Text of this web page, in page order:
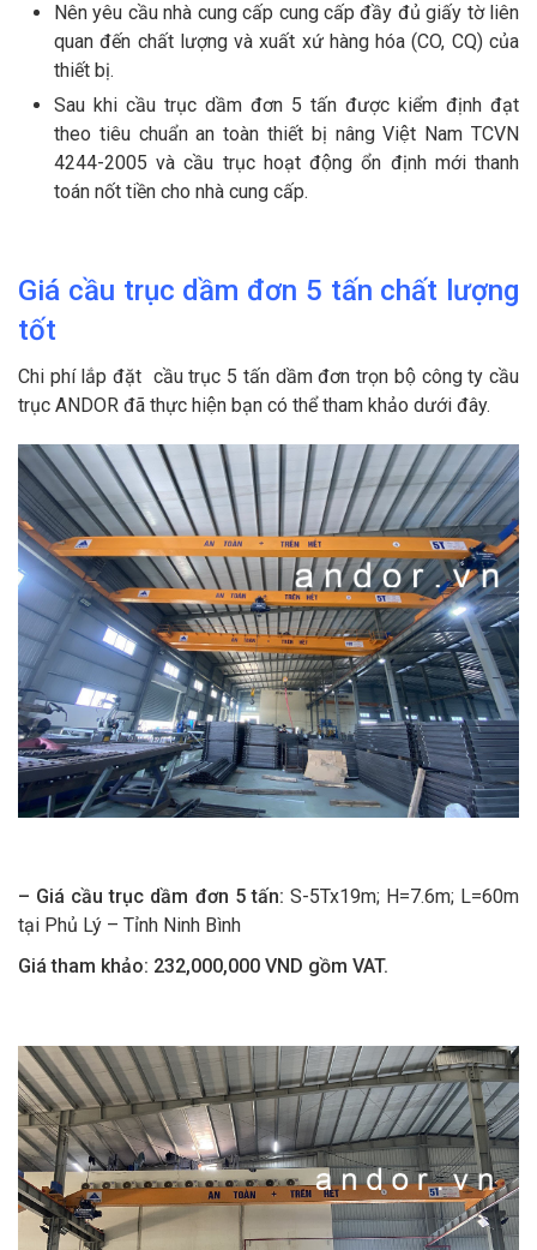
Nên yêu cầu nhà cung cấp cung cấp đầy đủ giấy tờ liên
quan đến chất lượng và xuất xứ hàng hóa (CO, CQ) của
thiết bị.
Sau khi cầu trục dầm đơn 5 tấn được kiểm định đạt
theo tiêu chuẩn an toàn thiết bị nâng Việt Nam TCVN
4244-2005 và cầu trục hoạt động ổn định mới thanh
toán nốt tiền cho nhà cung cấp.
Giá cầu trục dầm đơn 5 tấn chất lượng
tốt
Chi phí lắp đặt cầu trục 5 tấn dầm đơn trọn bộ công ty cầu
trục ANDOR đã thực hiện bạn có thể tham khảo dưới đây.
– Giá cầu trục dầm đơn 5 tấn: S-5Tx19m; H=7.6m; L=60m
tại Phủ Lý – Tỉnh Ninh Bình
Giá tham khảo: 232,000,000 VND gồm VAT.